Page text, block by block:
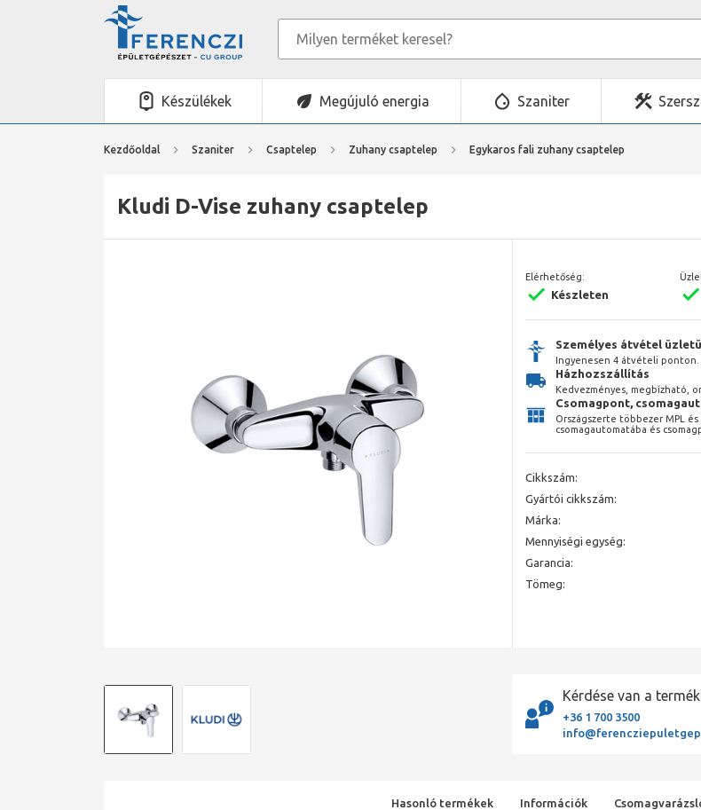
Készülékek Megújuló energia Szaniter
Kezdőoldal Szaniter Csaptelep Zuhany csaptelep Egykaros fali zuhany csaptelep
Kludi D-Vise zuhany csaptelep
Elérhetőség:
Készleten
Személyes átvétel
Ingyenesen 4 átvételi ponton.
Házhozszállítás
Kedvezményes, megbízható,
Csomagpont,
Országszerte többezer MPL és
csomagautomatába és
Cikkszám:
Gyártói cikkszám:
Márka:
Mennyiségi egység:
Garancia:
Tömeg:
Kérdése van a
+36 1 700 3500
Hasonló termékek Információk